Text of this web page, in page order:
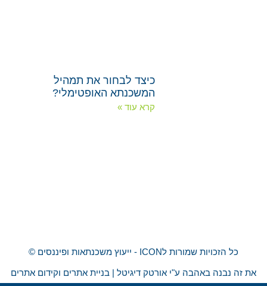
כיצד לבחור את תמהיל
המשכנתא האופטימלי?
קרא עוד »
כל הזכויות שמורות לICON - ייעוץ משכנתאות ופיננסים ©
זה נבנה באהבה ע"י אורטק דיגיטל | בניית אתרים וקידום אתרים